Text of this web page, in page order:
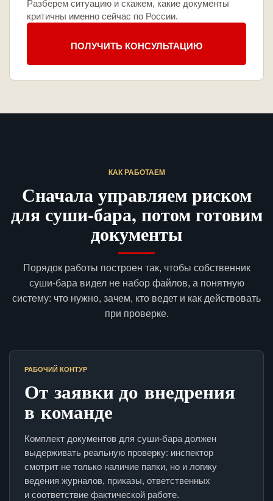
Разберем ситуацию и скажем, какие документы
критичны именно сейчас по России.
ПОЛУЧИТЬ КОНСУЛЬТАЦИЮ
КАК РАБОТАЕМ
Сначала управляем риском
для суши-бара, потом готовим
документы
Порядок работы построен так, чтобы собственник
суши-бара видел не набор файлов, а понятную
систему: что нужно, зачем, кто ведет и как действовать
при проверке.
РАБОЧИЙ КОНТУР
От заявки до внедрения
в команде
Комплект документов для суши-бара должен
выдерживать реальную проверку: инспектор
смотрит не только наличие папки, но и логику
ведения журналов, приказы, ответственных
и соответствие фактической работе.